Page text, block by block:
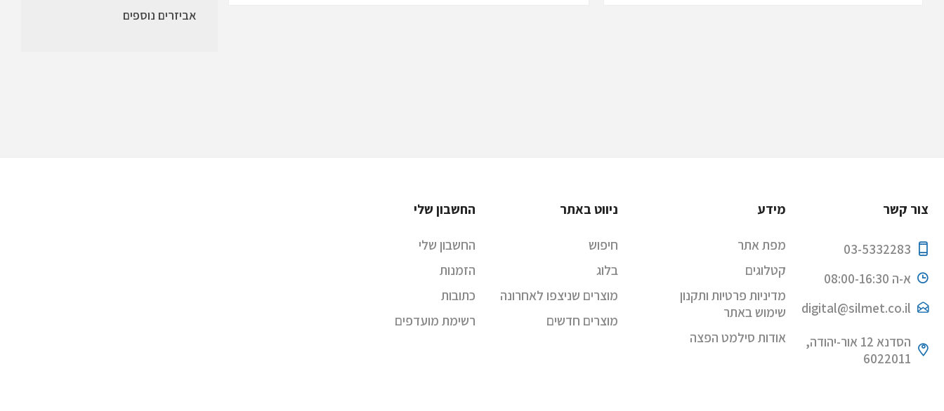
אביזרים נוספים
צור קשר
03-5332283
א-ה 08:00-16:30
digital@silmet.co.il
הסדנא 12 אור-יהודה,
6022011
מידע
מפת אתר
קטלוגים
מדיניות פרטיות ותקנון
שימוש באתר
אודות סילמט הפצה
ניווט באתר
חיפוש
בלוג
מוצרים שניצפו לאחרונה
מוצרים חדשים
החשבון שלי
החשבון שלי
הזמנות
כתובות
רשימת מועדפים